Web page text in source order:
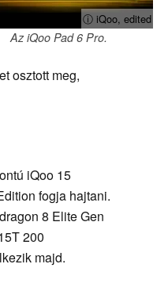
ⓘ iQoo, edited
Az iQoo Pad 6 Pro.
osztott meg,
iQoo 15
fogja hajtani.
8 Elite Gen
200
majd.